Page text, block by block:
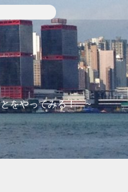
索
とをやってみる！ ~